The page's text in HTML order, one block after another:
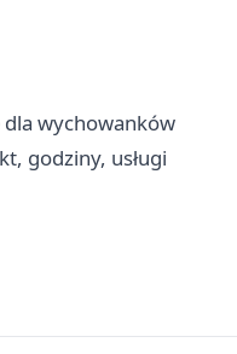
dla wychowanków
godziny, usługi